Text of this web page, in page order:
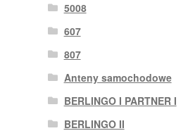
5008
607
807
Anteny samochodowe
BERLINGO I PARTNER I
BERLINGO II